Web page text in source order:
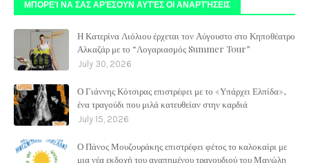
ΜΠΟΡΕΊ ΝΑ ΣΑΣ ΑΡΈΣΟΥΝ ΑΥΤΈΣ ΟΙ ΑΝΑΡΤΉΣΕΙΣ
Η Κατερίνα Λιόλιου έρχεται τον Αύγουστο στο Κηποθέατρο
Αλκαζάρ με το “Λογαριασμός Summer Tour”
July 30, 2026
Ο Γιάννης Κότσιρας επιστρέφει με το «Υπάρχει Ελπίδα»,
ένα τραγούδι που μιλά κατευθείαν στην καρδιά
July 15, 2026
Ο Πάνος Μουζουράκης επιστρέφει φέτος το καλοκαίρι με
μια νέα εκδοχή του αγαπημένου τραγουδιού του Μανώλη